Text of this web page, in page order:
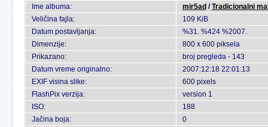
Ime albuma:
mir5ad /Tradicionalni
Veličina fajla:
109 KiB
Datum postavljanja:
%31. %424 %2007.
Dimenzije:
800 x 600 piksela
Prikazano:
broj pregleda - 143
Datum vreme originalno:
2007:12:18 22:01:13
EXIF visina slike:
600 pixels
FlashPix verzija:
version 1
ISO:
188
Jačina boja:
0